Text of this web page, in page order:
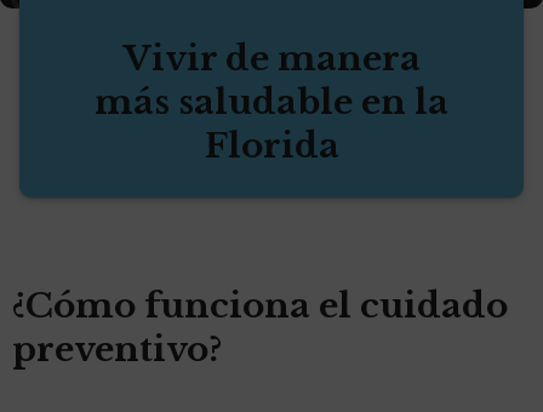
Vivir de manera
más saludable en la
Florida
¿Cómo funciona el cuidado
preventivo?